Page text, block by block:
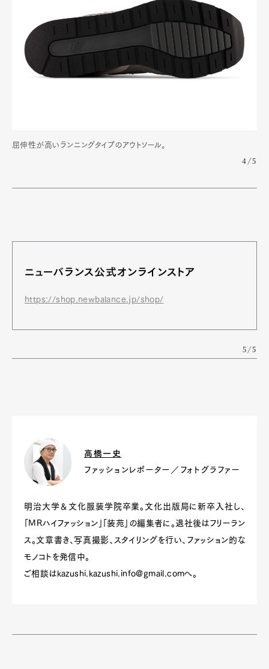
屈伸性が高いランニングタイプのアウトソール。
4/5
ニューバランス公式オンラインストア
https://shop.newbalance.jp/shop/
5/5
高橋一史
ファッションレポーター／フォトグラファー
明治大学＆文化服装学院卒業。文化出版局に新卒入社し、
「MRハイファッション」「装苑」の編集者に。退社後はフリーラン
ス。文章書き、写真撮影、スタイリングを行い、ファッション的な
モノコトを発信中。
ご相談はkazushi.kazushi.info@gmail.comへ。